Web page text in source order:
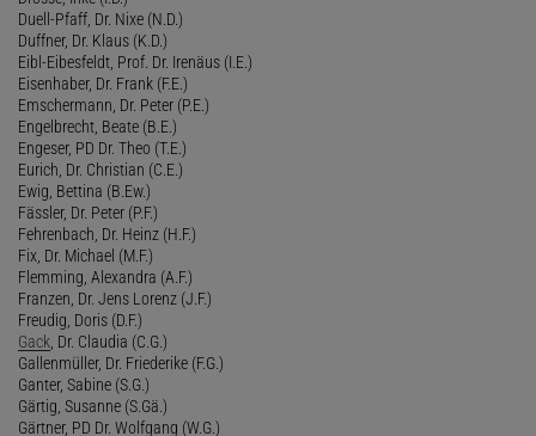
Duell-Pfaff, Dr. Nixe (N.D.)
Duffner, Dr. Klaus (K.D.)
Eibl-Eibesfeldt, Prof. Dr. Irenäus (I.E.)
Eisenhaber, Dr. Frank (F.E.)
Emschermann, Dr. Peter (P.E.)
Engelbrecht, Beate (B.E.)
Engeser, PD Dr. Theo (T.E.)
Eurich, Dr. Christian (C.E.)
Ewig, Bettina (B.Ew.)
Fässler, Dr. Peter (P.F.)
Fehrenbach, Dr. Heinz (H.F.)
Fix, Dr. Michael (M.F.)
Flemming, Alexandra (A.F.)
Franzen, Dr. Jens Lorenz (J.F.)
Freudig, Doris (D.F.)
Gack , Dr. Claudia (C.G.)
Gallenmüller, Dr. Friederike (F.G.)
Ganter, Sabine (S.G.)
Gärtig, Susanne (S.Gä.)
Gärtner, PD Dr. Wolfgang (W.G.)